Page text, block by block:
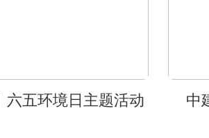
六五环境日主题活动 中